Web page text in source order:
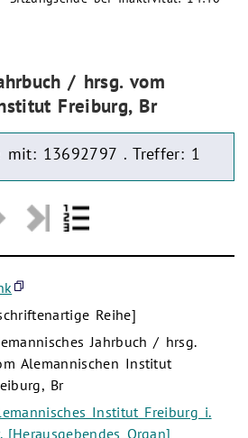
/ hrsg. vom
Freiburg, Br
mit: 13692797 . Treffer: 1
Reihe]
Jahrbuch / hrsg.
Alemannischen Institut
Br
Institut Freiburg i.
[Herausgebendes Organ]